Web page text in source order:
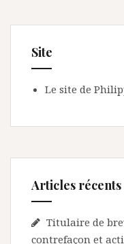
Site
Le site de
Articles récents
Titulaire de
contrefaçon et